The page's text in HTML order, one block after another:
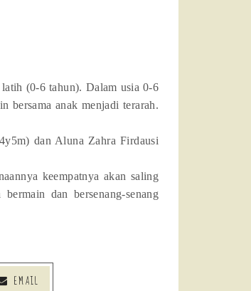
(0-6 tahun). Dalam usia 0-6
bersama anak menjadi terarah.
dan Aluna Zahra Firdausi
keempatnya akan saling
dan bersenang-senang
EMAIL